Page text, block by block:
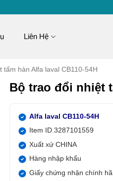
Liên Hệ
tấm hàn Alfa laval CB110-54H
Bộ trao đổi nhiệt
Alfa laval CB110-54H
Item ID.3287101559
Xuất xứ CHINA
Hàng nhập khẩu
Giấy chứng nhận chính